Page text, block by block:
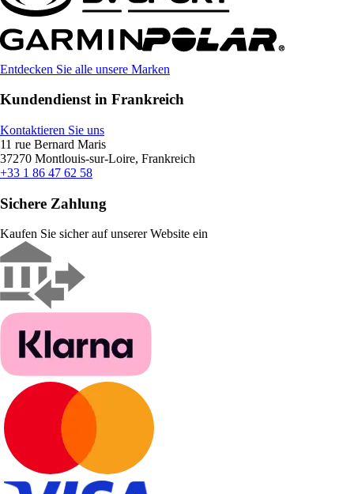
Entdecken Sie alle unsere Marken
Kundendienst in Frankreich
Kontaktieren Sie uns
11 rue Bernard Maris
37270 Montlouis-sur-Loire, Frankreich
+33 1 86 47 62 58
Sichere Zahlung
Kaufen Sie sicher auf unserer Website ein